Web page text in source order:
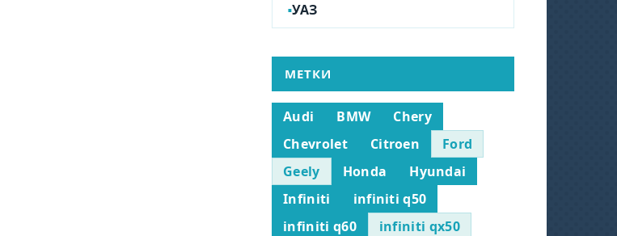
УАЗ
МЕТКИ
Audi BMW
Chery
Chevrolet
Citroen
Ford
Geely
Honda
Hyundai
Infiniti
infiniti q50
infiniti q60
infiniti qx50